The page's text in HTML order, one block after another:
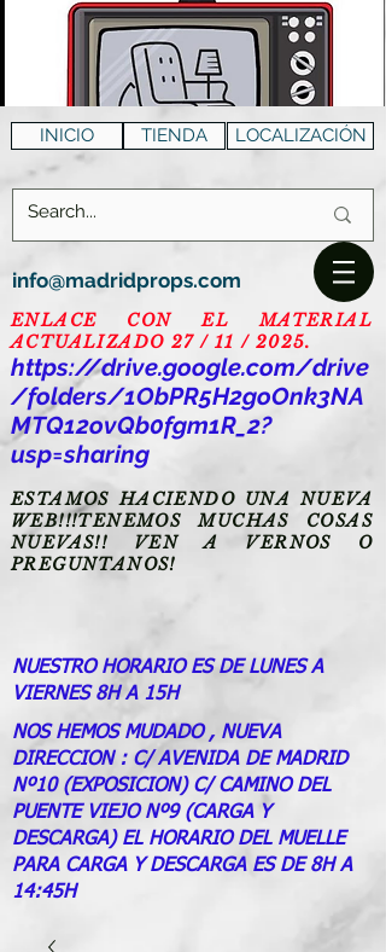
INICIO TIENDA LOCALIZACIÓN
info@madridprops.com
ENLACE CON EL MATERIAL
ACTUALIZADO 27 / 11 / 2025.
https://drive.google.com/drive
/folders/1ObPR5H2goOnk3NA
MTQ12ovQb0fgm1R_2?
usp=sharing
ESTAMOS HACIENDO UNA NUEVA
WEB!!!TENEMOS MUCHAS COSAS
NUEVAS!! VEN A VERNOS O
PREGUNTANOS!
NUESTRO HORARIO ES DE LUNES A
VIERNES 8H A 15H
NOS HEMOS MUDADO , NUEVA
DIRECCION : C/ AVENIDA DE MADRID
Nº10 (EXPOSICION) C/ CAMINO DEL
PUENTE VIEJO Nº9 (CARGA Y
DESCARGA) EL HORARIO DEL MUELLE
PARA CARGA Y DESCARGA ES DE 8H A
14:45H